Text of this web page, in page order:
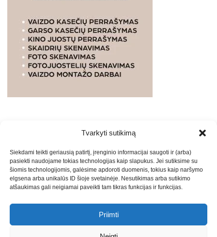
Tvarkyti sutikimą
Siekdami teikti geriausią patirtį, įrenginio informacijai saugoti ir (arba)
pasiekti naudojame tokias technologijas kaip slapukus. Jei sutiksime su
šiomis technologijomis, galėsime apdoroti duomenis, tokius kaip naršymo
elgsena arba unikalūs ID šioje svetainėje. Nesutikimas arba sutikimo
atšaukimas gali neigiamai paveikti tam tikras funkcijas ir funkcijas.
Priimti
PASLAUGOS. SEO tekstų rašymas, turinio kūrimas,
straipsnių rašymas ir talpinimas į mūsų valdomas
svetaines.2026Armijai.LTTheme: Express News ByAdore
Themes.
Marketingo agentūra -Teisinės